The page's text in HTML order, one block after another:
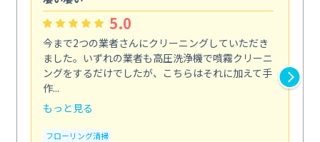
5.0
今まで2つの業者さんにクリーニングしていただき
ました。いずれの業者も高圧洗浄機で噴霧クリーニ
ングをするだけでしたが、こちらはそれに加えて手
作...
もっと見る
フローリング清掃